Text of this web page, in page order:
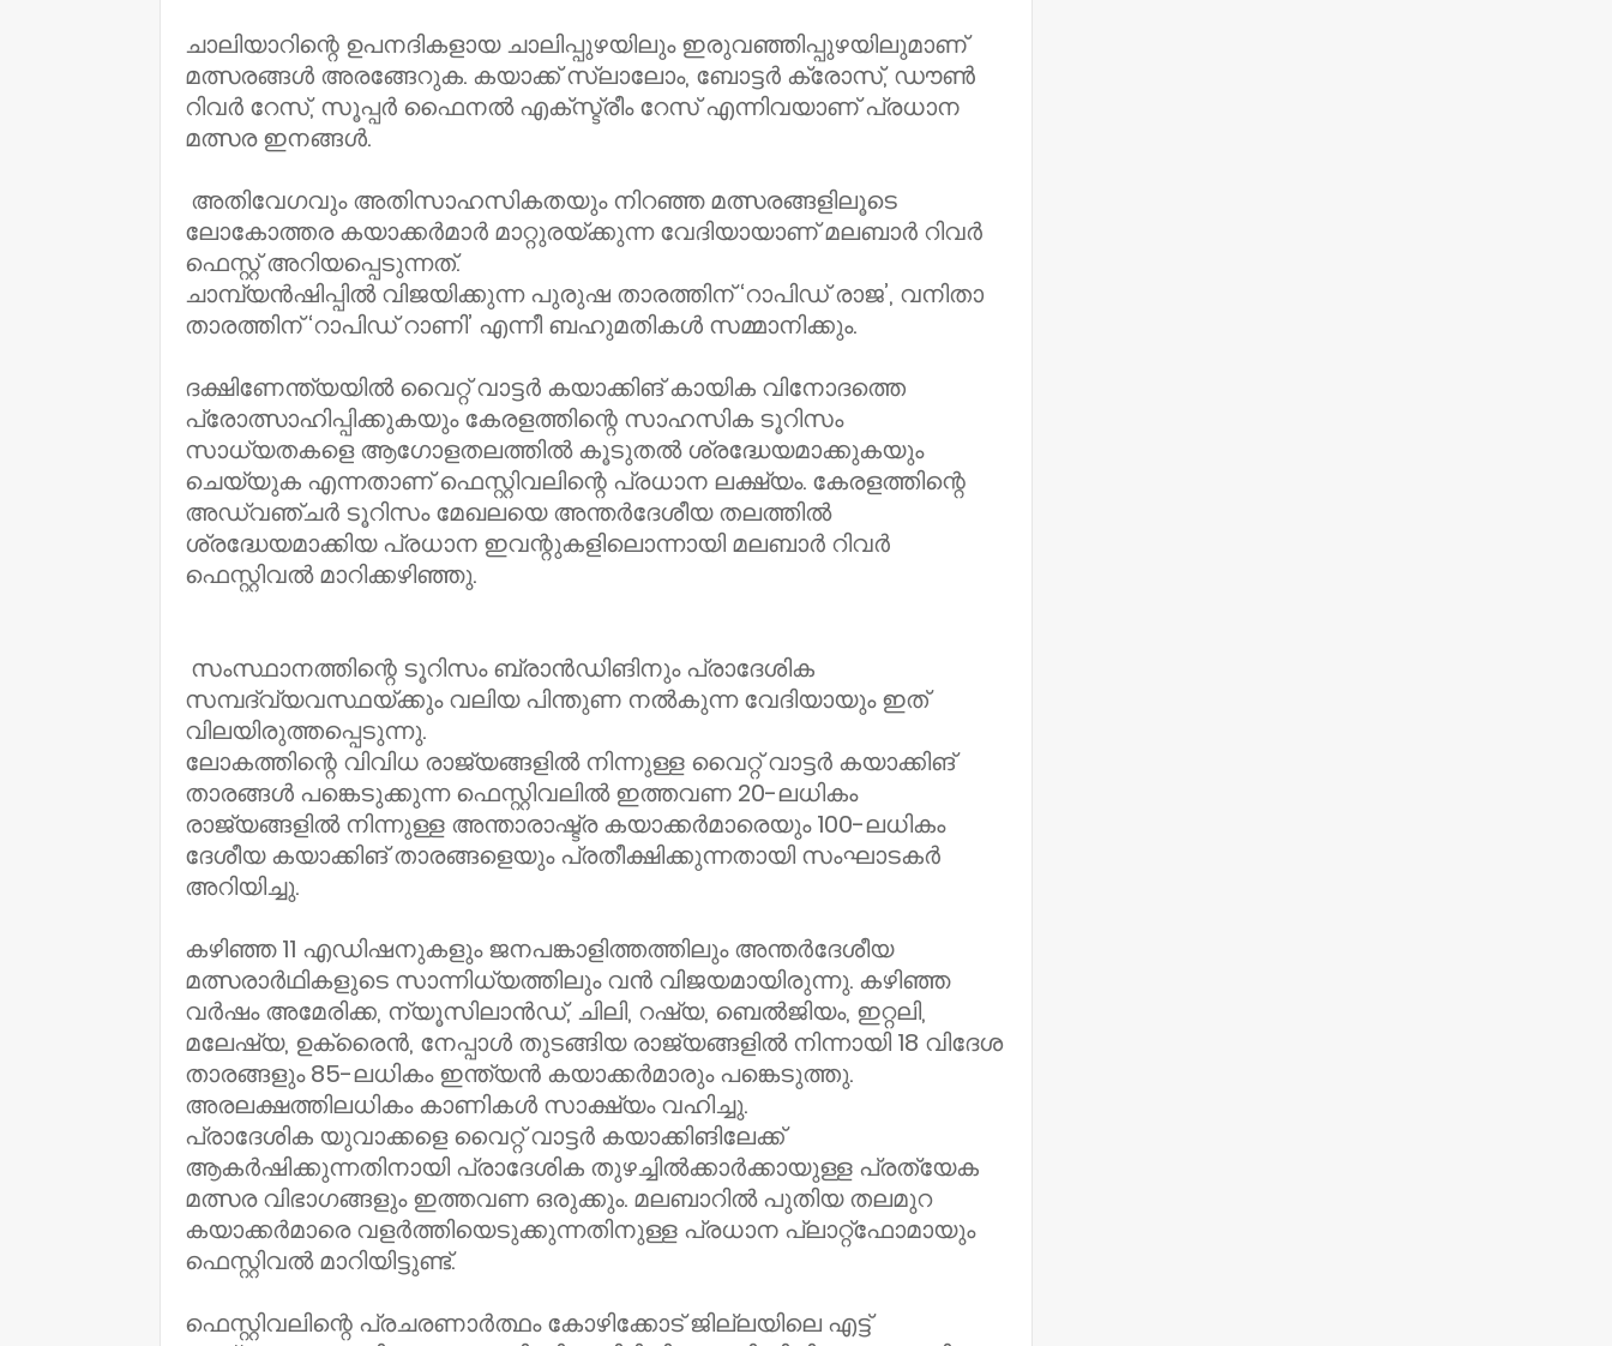
ചാലിയാറിന്റെ ഉപനദികളായ ചാലിപ്പുഴയിലും ഇരുവഞ്ഞിപ്പുഴയിലുമാണ്
മത്സരങ്ങൾ അരങ്ങേറുക. കയാക്ക് സ്ലാലോം, ബോട്ടർ ക്രോസ്, ഡൗൺ
റിവർ റേസ്, സൂപ്പർ ഫൈനൽ എക്സ്ട്രീം റേസ് എന്നിവയാണ് പ്രധാന
മത്സര ഇനങ്ങൾ.
അതിവേഗവും അതിസാഹസികതയും നിറഞ്ഞ മത്സരങ്ങളിലൂടെ
ലോകോത്തര കയാക്കർമാർ മാറ്റുരയ്ക്കുന്ന വേദിയായാണ് മലബാർ റിവർ
ഫെസ്റ്റ് അറിയപ്പെടുന്നത്.
ചാമ്പ്യൻഷിപ്പിൽ വിജയിക്കുന്ന പുരുഷ താരത്തിന് ‘റാപിഡ് രാജ’, വനിതാ
താരത്തിന് ‘റാപിഡ് റാണി’ എന്നീ ബഹുമതികൾ സമ്മാനിക്കും.
ദക്ഷിണേന്ത്യയിൽ വൈറ്റ് വാട്ടർ കയാക്കിങ് കായിക വിനോദത്തെ
പ്രോത്സാഹിപ്പിക്കുകയും കേരളത്തിന്റെ സാഹസിക ടൂറിസം
സാധ്യതകളെ ആഗോളതലത്തിൽ കൂടുതൽ ശ്രദ്ധേയമാക്കുകയും
ചെയ്യുക എന്നതാണ് ഫെസ്റ്റിവലിന്റെ പ്രധാന ലക്ഷ്യം. കേരളത്തിന്റെ
അഡ്വഞ്ചർ ടൂറിസം മേഖലയെ അന്തർദേശീയ തലത്തിൽ
ശ്രദ്ധേയമാക്കിയ പ്രധാന ഇവന്റുകളിലൊന്നായി മലബാർ റിവർ
ഫെസ്റ്റിവൽ മാറിക്കഴിഞ്ഞു.
സംസ്ഥാനത്തിന്റെ ടൂറിസം ബ്രാൻഡിങിനും പ്രാദേശിക
സമ്പദ്‌വ്യവസ്ഥയ്ക്കും വലിയ പിന്തുണ നൽകുന്ന വേദിയായും ഇത്
വിലയിരുത്തപ്പെടുന്നു.
ലോകത്തിന്റെ വിവിധ രാജ്യങ്ങളിൽ നിന്നുള്ള വൈറ്റ് വാട്ടർ കയാക്കിങ്
താരങ്ങൾ പങ്കെടുക്കുന്ന ഫെസ്റ്റിവലിൽ ഇത്തവണ 20-ലധികം
രാജ്യങ്ങളിൽ നിന്നുള്ള അന്താരാഷ്ട്ര കയാക്കർമാരെയും 100-ലധികം
ദേശീയ കയാക്കിങ് താരങ്ങളെയും പ്രതീക്ഷിക്കുന്നതായി സംഘാടകർ
അറിയിച്ചു.
കഴിഞ്ഞ 11 എഡിഷനുകളും ജനപങ്കാളിത്തത്തിലും അന്തർദേശീയ
മത്സരാർഥികളുടെ സാന്നിധ്യത്തിലും വൻ വിജയമായിരുന്നു. കഴിഞ്ഞ
വർഷം അമേരിക്ക, ന്യൂസിലാൻഡ്, ചിലി, റഷ്യ, ബെൽജിയം, ഇറ്റലി,
മലേഷ്യ, ഉക്രൈൻ, നേപ്പാൾ തുടങ്ങിയ രാജ്യങ്ങളിൽ നിന്നായി 18 വിദേശ
താരങ്ങളും 85-ലധികം ഇന്ത്യൻ കയാക്കർമാരും പങ്കെടുത്തു.
അരലക്ഷത്തിലധികം കാണികൾ സാക്ഷ്യം വഹിച്ചു.
പ്രാദേശിക യുവാക്കളെ വൈറ്റ് വാട്ടർ കയാക്കിങിലേക്ക്
ആകർഷിക്കുന്നതിനായി പ്രാദേശിക തുഴച്ചിൽക്കാർക്കായുള്ള പ്രത്യേക
മത്സര വിഭാഗങ്ങളും ഇത്തവണ ഒരുക്കും. മലബാറിൽ പുതിയ തലമുറ
കയാക്കർമാരെ വളർത്തിയെടുക്കുന്നതിനുള്ള പ്രധാന പ്ലാറ്റ്ഫോമായും
ഫെസ്റ്റിവൽ മാറിയിട്ടുണ്ട്.
ഫെസ്റ്റിവലിന്റെ പ്രചരണാർത്ഥം കോഴിക്കോട് ജില്ലയിലെ എട്ട്